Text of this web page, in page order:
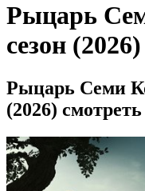
Рыцарь
сезон (2026)
Рыцарь Семи
(2026)